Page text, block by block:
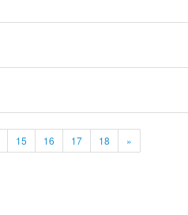
15 16 17 18 »